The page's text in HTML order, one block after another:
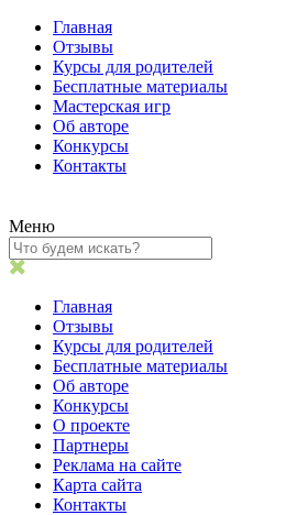
Главная
Отзывы
Курсы для родителей
Бесплатные материалы
Мастерская игр
Об авторе
Конкурсы
Контакты
Меню
Главная
Отзывы
Курсы для родителей
Бесплатные материалы
Об авторе
Конкурсы
О проекте
Партнеры
Реклама на сайте
Карта сайта
Контакты